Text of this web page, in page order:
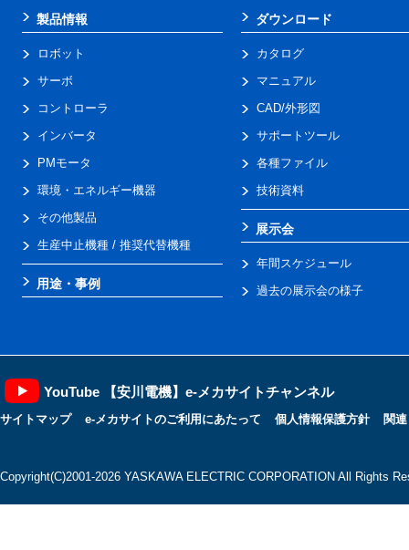
製品情報
ロボット
サーボ
コントローラ
インバータ
PMモータ
環境・エネルギー機器
その他製品
生産中止機種 / 推奨代替機種
用途・事例
ダウンロード
カタログ
マニュアル
CAD/外形図
サポートツール
各種ファイル
技術資料
展示会
年間スケジュール
過去の展示会の様子
YouTube 【安川電機】e-メカサイトチャンネル
サイトマップ e-メカサイトのご利用にあたって 個人情報保護方針 関
Copyright(C)2001‐2026 YASKAWA ELECTRIC CORPORATION All Rights